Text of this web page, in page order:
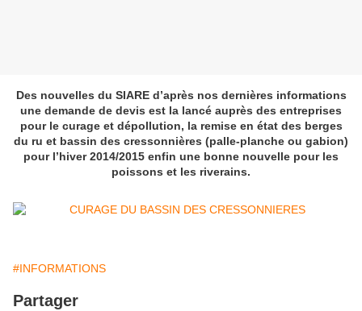
Des nouvelles du SIARE d’après nos dernières informations
une demande de devis est la lancé auprès des entreprises
pour le curage et dépollution, la remise en état des berges
du ru et bassin des cressonnières (palle-planche ou gabion)
pour l’hiver 2014/2015 enfin une bonne nouvelle pour les
poissons et les riverains.
#INFORMATIONS
Partager